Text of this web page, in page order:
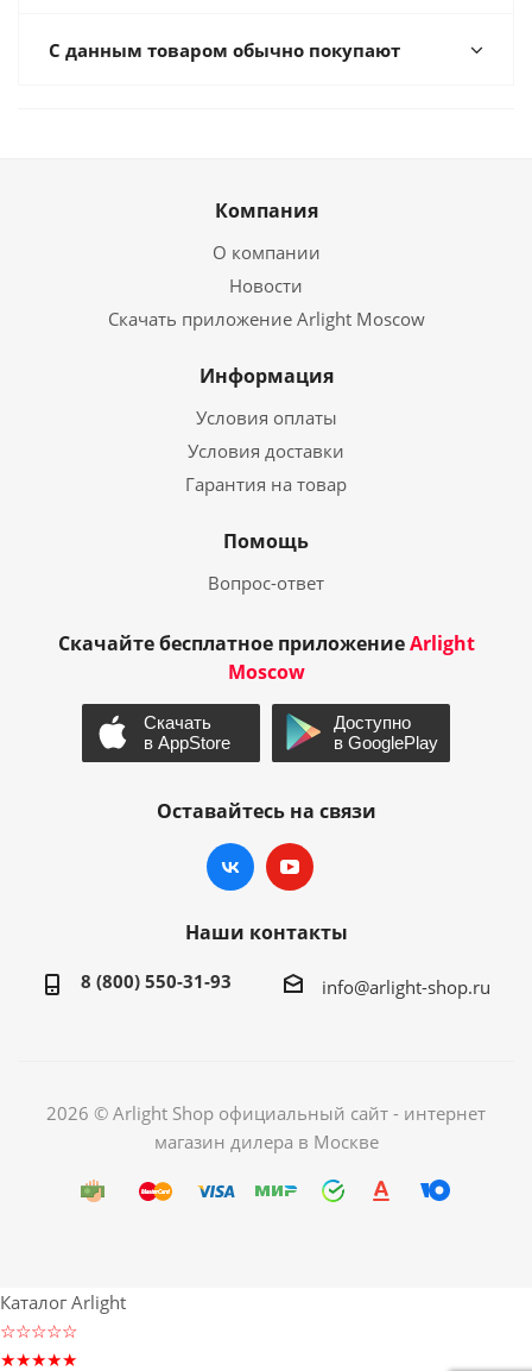
С данным товаром обычно покупают
Компания
О компании
Новости
Скачать приложение Arlight Moscow
Информация
Условия оплаты
Условия доставки
Гарантия на товар
Помощь
Вопрос-ответ
Скачайте бесплатное приложениеArlight
Moscow
Оставайтесь на связи
Наши контакты
8 (800) 550-31-93 info@arlight-shop.ru
2026 © Arlight Shop официальный сайт - интернет
магазин дилера в Москве
Каталог Arlight
☆☆☆☆☆
★★★★★